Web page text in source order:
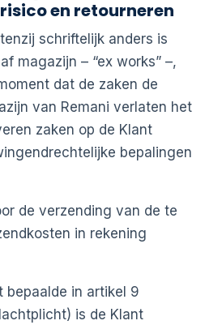
en retourneren
schriftelijk anders is
magazijn – “ex works” –,
dat de zaken de
van Remani verlaten het
zaken op de Klant
bepalingen
de verzending van de te
in rekening
bepaalde in artikel 9
is de Klant